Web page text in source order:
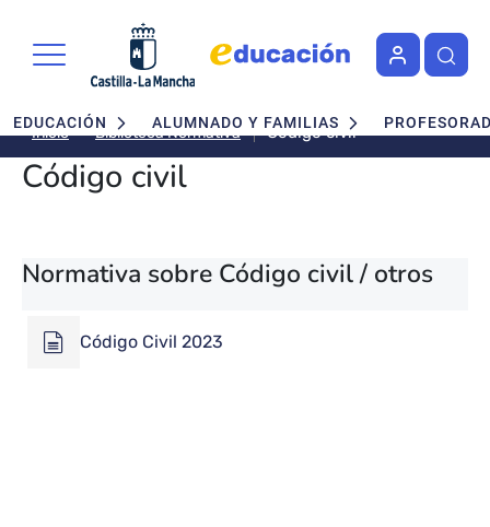
Navegación principal
EDUCACIÓN ALUMNADO Y FAMILIAS
Inicio Biblioteca Normativa Código civil
Código civil
Normativa sobre Código civil / otros
Código Civil 2023